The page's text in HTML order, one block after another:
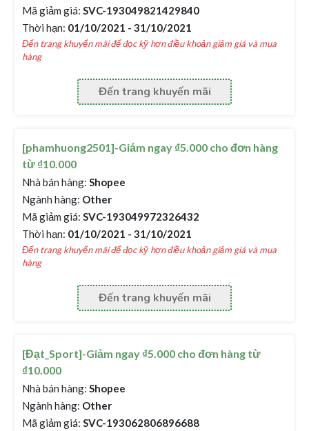
Mã giảm giá: SVC-193049821429840
Thời hạn: 01/10/2021 - 31/10/2021
Đến trang khuyến mãi để đọc kỹ hơn điều khoản giảm giá và mua
hàng
Đến trang khuyến mãi
[phamhuong2501]-Giảm ngay ₫5.000 cho đơn hàng
từ ₫10.000
Nhà bán hàng: Shopee
Ngành hàng: Other
Mã giảm giá: SVC-193049972326432
Thời hạn: 01/10/2021 - 31/10/2021
Đến trang khuyến mãi để đọc kỹ hơn điều khoản giảm giá và mua
hàng
Đến trang khuyến mãi
[Đạt_Sport]-Giảm ngay ₫5.000 cho đơn hàng từ
₫10.000
Nhà bán hàng: Shopee
Ngành hàng: Other
Mã giảm giá: SVC-193062806896688